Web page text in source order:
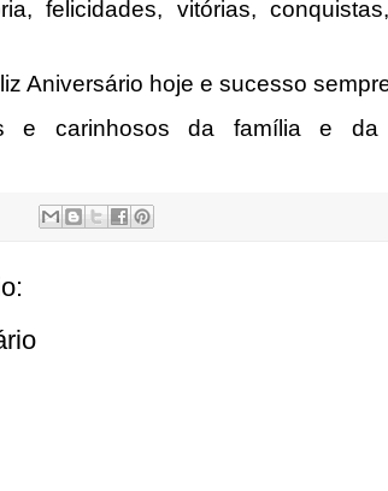
felicidades, vitórias,
Aniversário hoje e sucesso
e carinhosos da família e da